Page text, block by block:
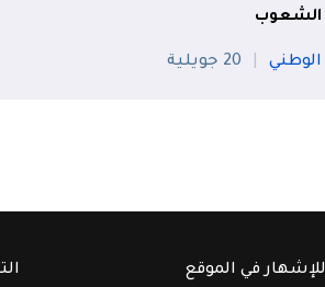
الشعوب
الوطني 20 جويلية
للإشهار في الموقع